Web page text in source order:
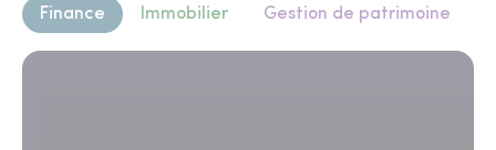
Finance Immobilier Gestion de patrimoine